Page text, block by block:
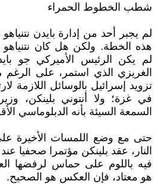
شطب الخطوط الحمراء
لم يجبر أحد من إدارة بايدن
هذه الخطة. ولكن هل كان
لم يكن الرئيس الأميركي جو
الغريزي الذي استمر، على
تزويد إسرائيل بالوسائل اللازمة
في غزة؛ ولا أنتوني بلينكن،
السمعة السيئة بأنه الدبلوماسي
حتى مع وضع اللمسات الأخيرة
النار، عقد بلينكن مؤتمرا صحفيا
فيه باللوم على حماس لرفضها
هو معتاد، فإن العكس هو الصحيح.